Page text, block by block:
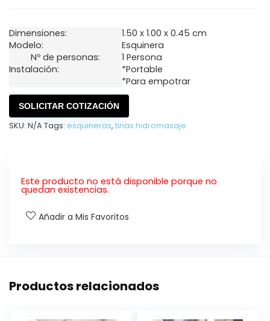
Dimensiones:
1.50 x 1.00 x 0.45 cm
Modelo:
Esquinera
Nº de personas:
1 Persona
Instalación:
*Portable
*Para empotrar
SOLICITAR COTIZACIÓN
SKU: N/A Tags: esquineras, tinas hidromasaje
Este producto no está disponible porque no
quedan existencias.
Añadir a Mis Favoritos
Productos relacionados